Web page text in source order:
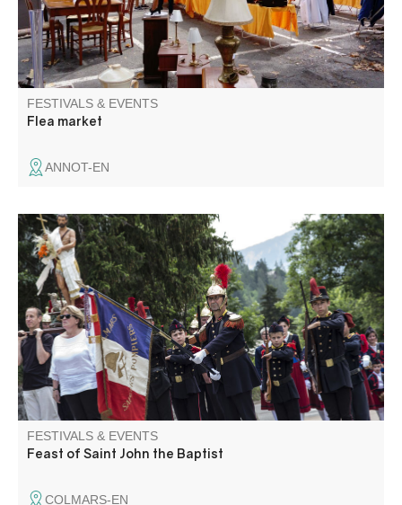
FESTIVALS & EVENTS
Flea market
ANNOT-EN
Come and discover St. Jean-Baptiste, with its parades of
armed firemen and cantinières in Napoleon III costume,
aubades, ceremonies, open-air folk dances, brass bands
and processions.
FESTIVALS & EVENTS
Feast of Saint John the Baptist
COLMARS-EN